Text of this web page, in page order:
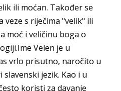
ili moćan. Također se
veze s riječima "velik" ili
moć i veličinu boga o
Velen je u
vrlo prisutno, naročito u
jezik. Kao i u
koristi za davanje